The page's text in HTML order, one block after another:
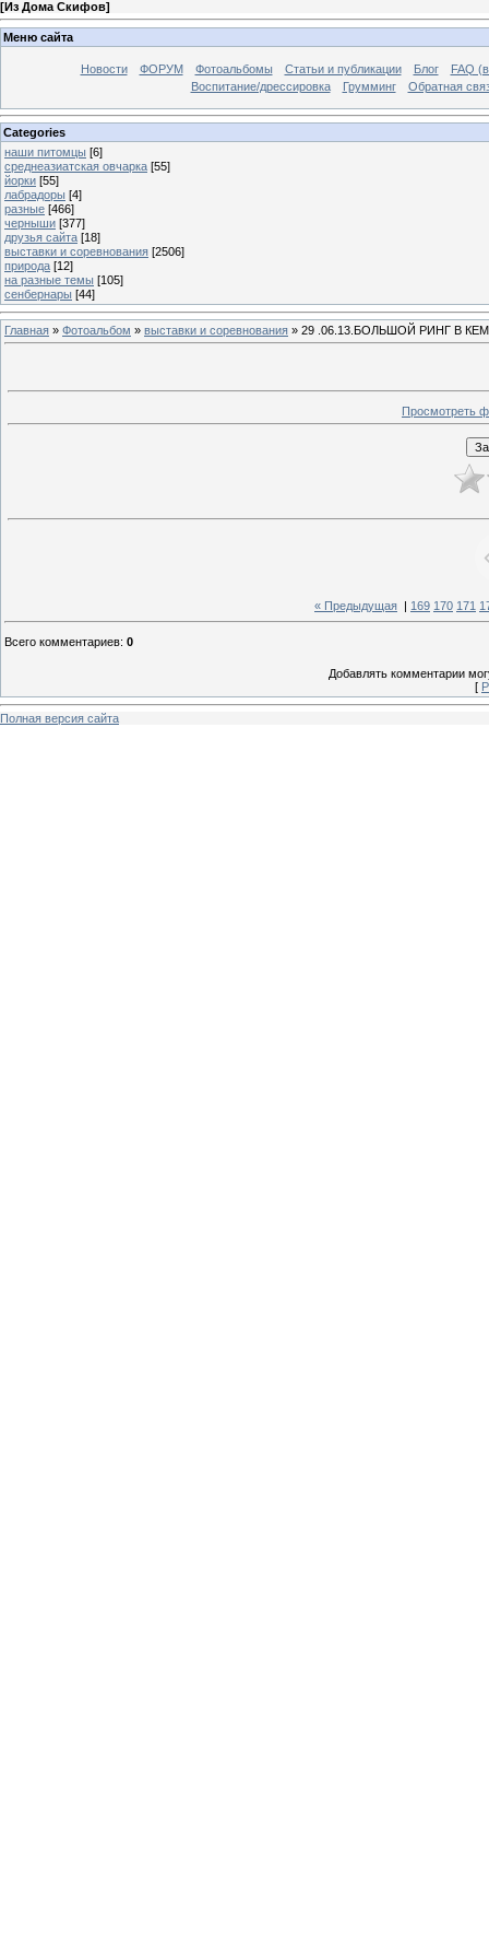
[Из Дома Скифов]
Меню сайта
Новости ФОРУМ Фотоальбомы Статьи и публикации Блог
FAQ
Воспитание/дрессировка
Грумминг Обратная
Categories
наши питомцы [6]
среднеазиатская овчарка [55]
йорки [55]
лабрадоры [4]
разные [466]
черныши [377]
друзья сайта [18]
выставки и соревнования [2506]
природа [12]
на разные темы [105]
сенбернары [44]
Главная » Фотоальбом » выставки и соревнования » 29 .06.13.БОЛЬШОЙ РИНГ В
Просмотреть
« Предыдущая | 169 170 171
Всего комментариев: 0
Добавлять комментарии
[
Полная версия сайта